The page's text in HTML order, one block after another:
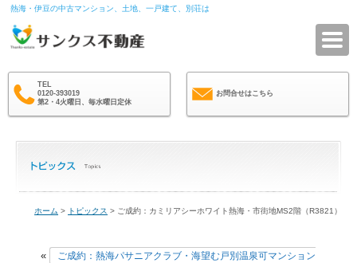
熱海・伊豆の中古マンション、土地、一戸建て、別荘は
TEL
0120-393019
第2・4火曜日、毎水曜日定休
お問合せはこちら
ホーム > トピックス > ご成約：カミリアシーホワイト熱海・市街地MS2階（R3821）
«
ご成約：熱海パサニアクラブ・海望む戸別温泉可マンション